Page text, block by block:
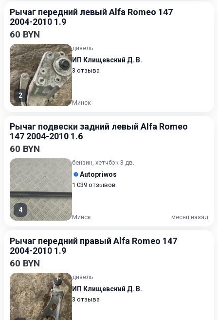
Рычаг передний левый Alfa Romeo 147
2004-2010 1.9
60 BYN
2
дизель
ИП Клищевский Д. В.
3 отзыва
Минск
Рычаг подвески задний левый Alfa Romeo
147 2004-2010 1.6
60 BYN
4
бензин, хетчбэк 3 дв.
Autopriwos
1 039 отзывов
Минск месяц назад
Рычаг передний правый Alfa Romeo 147
2004-2010 1.9
60 BYN
дизель
ИП Клищевский Д. В.
3 отзыва